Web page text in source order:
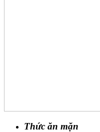
Thức ăn mặn